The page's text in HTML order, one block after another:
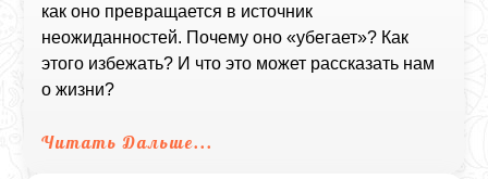
как оно превращается в источник
неожиданностей. Почему оно «убегает»? Как
этого избежать? И что это может рассказать нам
о жизни?
Читать Дальше...